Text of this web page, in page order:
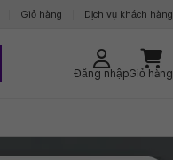
Giỏ hàng Dịch vụ khách hàng
Đăng nhậpGiỏ hàng